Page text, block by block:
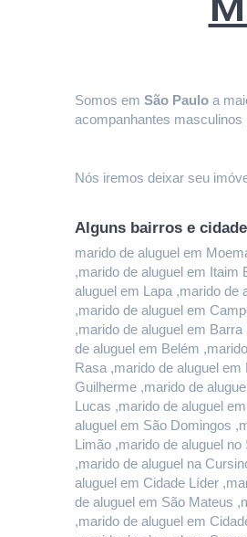
Somos em São Paulo a
acompanhantes
Nós iremos deixar seu
Alguns bairros e
marido de aluguel em
,marido de aluguel em Itaim
aluguel em Lapa ,marido de
,marido de aluguel em
,marido de aluguel em
de aluguel em Belém
Rasa ,marido de aluguel
Guilherme ,marido de
Lucas ,marido de aluguel
aluguel em São Domingos
Limão ,marido de aluguel
,marido de aluguel na
aluguel em Cidade Líder
de aluguel em São Mateus
,marido de aluguel em